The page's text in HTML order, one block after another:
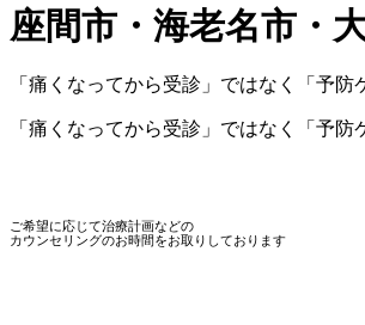
座間市・海老名市・
「痛くなってから受診」 ではなく 「予防
「痛くなってから受診」ではなく「予防
ご希望に応じて治療計画などの
カウンセリングのお時間をお取りしております